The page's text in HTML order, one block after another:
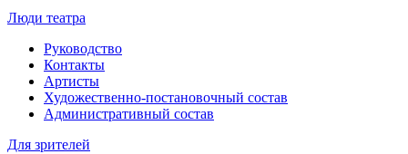
Люди театра
Руководство
Контакты
Артисты
Художественно-постановочный состав
Административный состав
Для зрителей